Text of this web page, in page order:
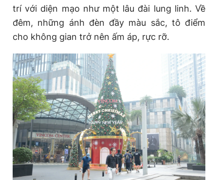
trí với diện mạo như một lâu đài lung linh. Về
đêm, những ánh đèn đầy màu sắc, tô điểm
cho không gian trở nên ấm áp, rực rỡ.